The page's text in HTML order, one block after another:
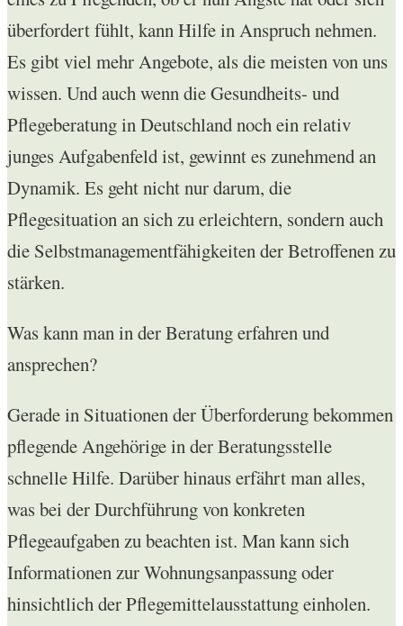
überfordert fühlt, kann Hilfe in Anspruch nehmen.
Es gibt viel mehr Angebote, als die meisten von uns
wissen. Und auch wenn die Gesundheits- und
Pflegeberatung in Deutschland noch ein relativ
junges Aufgabenfeld ist, gewinnt es zunehmend an
Dynamik. Es geht nicht nur darum, die
Pflegesituation an sich zu erleichtern, sondern auch
die Selbstmanagementfähigkeiten der Betroffenen zu
stärken.
Was kann man in der Beratung erfahren und
ansprechen?
Gerade in Situationen der Überforderung bekommen
pflegende Angehörige in der Beratungsstelle
schnelle Hilfe. Darüber hinaus erfährt man alles,
was bei der Durchführung von konkreten
Pflegeaufgaben zu beachten ist. Man kann sich
Informationen zur Wohnungsanpassung oder
hinsichtlich der Pflegemittelausstattung einholen.